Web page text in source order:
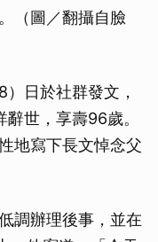
（圖／翻攝自臉
日於社群發文，
世，享壽96歲。
地寫下長文悼念父
調辦理後事，並在